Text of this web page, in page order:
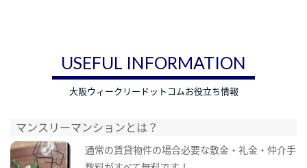
USEFUL INFORMATION
大阪ウィークリードットコムお役立ち情報
マンスリーマンションとは？
通常の賃貸物件の場合必要な敷金・礼金・仲介手